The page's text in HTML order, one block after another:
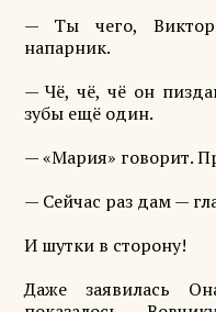
— Ты чего,
напарник.
— Чё, чё, чё он
зубы ещё один.
— «Мария» говорит.
— Сейчас раз дам —
И шутки в сторону!
Даже заявилась